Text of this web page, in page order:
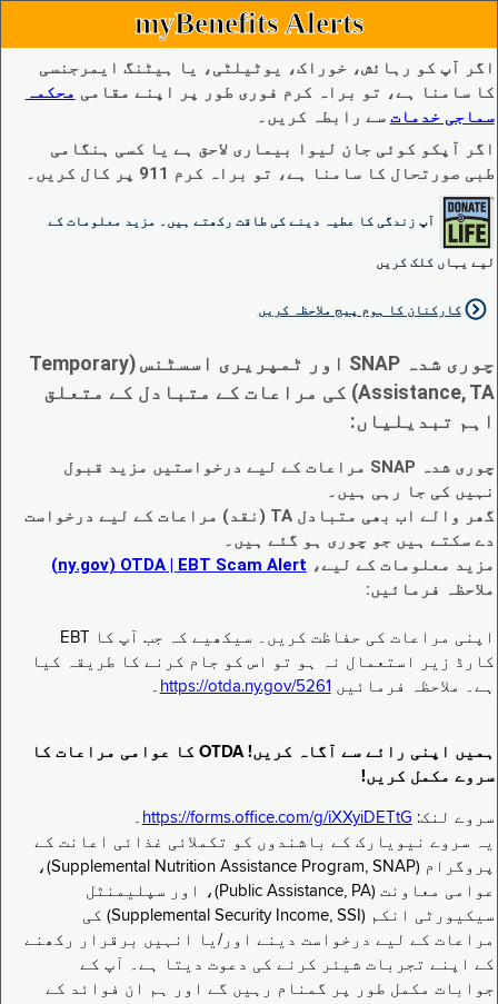
myBenefits Alerts
اگر آپ کو رہائش، خوراک، یوٹیلٹی، یا ہیٹنگ ایمرجنسی
کا سامنا ہے، تو براہ کرم فوری طور پر اپنے مقامی محکمہ
سماجی خدمات سے رابطہ کریں۔
اگر آپکو کوئی جان لیوا بیماری لاحق ہے یا کسی ہنگامی
طبی صورتحال کا سامنا ہے، تو براہ کرم 911 پر کال کریں۔
آپ زندگی کا عطیہ دینے کی طاقت رکھتے ہیں۔ مزید معلومات کے
لیے یہاں کلک کریں
کارکنان کا ہوم پیج ملاحظہ کریں
چوری شدہ SNAP اور ٹمپریری اسسٹنس (Temporary
Assistance, TA) کی مراعات کے متبادل کے متعلق
اہم تبدیلیاں:
چوری شدہ SNAP مراعات کے لیے درخواستیں مزید قبول
نہیں کی جا رہی ہیں۔
گھر والے اب بھی متبادل TA (نقد) مراعات کے لیے درخواست
دے سکتے ہیں جو چوری ہو گئے ہیں۔
مزید معلومات کے لیے، EBT Scam Alert ‏| OTDA ‏(ny.gov)
ملاحظہ فرمائیں:
اپنی مراعات کی حفاظت کریں۔ سیکھیے کہ جب آپ کا EBT
کارڈ زیر استعمال نہ ہو تو اس کو جام کرنے کا طریقہ کیا
ہے۔ ملاحظہ فرمائیں https://otda.ny.gov/5261 ۔
ہمیں اپنی رائے سے آگاہ کریں! OTDA کا عوامی مراعات کا
سروے مکمل کریں!
سروے لنک: https://forms.office.com/g/iXXyiDETtG ۔
یہ سروے نیویارک کے باشندوں کو تکملائی غذائی اعانت کے
پروگرام (Supplemental Nutrition Assistance Program, SNAP)،
عوامی معاونت (Public Assistance, PA)، اور سپلیمنٹل
سیکیورٹی انکم (Supplemental Security Income, SSI) کی
مراعات کے لیے درخواست دینے اور/یا انہیں برقرار رکھنے
کے اپنے تجربات شیئر کرنے کی دعوت دیتا ہے۔ آپ کے
جوابات مکمل طور پر گمنام رہیں گے اور ہم ان فوائد کے